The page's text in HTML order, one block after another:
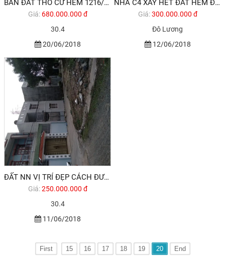
BÁN ĐẤT THỔ CƯ HẺM 1216/15/ ĐƯỜNG 30.4 P12 TPVT . 680TR CÓ TL
Giá: 680.000.000 đ
30.4
20/06/2018
NHÀ C4 XÂY HẾT ĐẤT HẺM ĐƯỜNG ĐÔ LƯƠNG P12 TP VŨNG TÀU 300TR CÓ THƯƠNG LƯỢNG
Giá:300.000.000 đ
Đô Lương
12/06/2018
ĐẤT NN VỊ TRÍ ĐẸP CÁCH ĐƯỜNG 30.4 KHOẢNG 150M . P12 TP VŨNG TÀU
Giá:250.000.000 đ
30.4
11/06/2018
First 15 16 17 18 19 20 End